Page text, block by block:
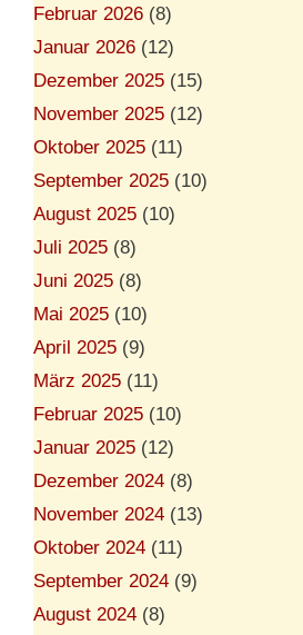
n
d
Februar 2026 (8)
Januar 2026 (12)
Dezember 2025 (15)
November 2025 (12)
Oktober 2025 (11)
September 2025 (10)
August 2025 (10)
Juli 2025 (8)
Juni 2025 (8)
Mai 2025 (10)
April 2025 (9)
März 2025 (11)
Februar 2025 (10)
Januar 2025 (12)
Dezember 2024 (8)
November 2024 (13)
Oktober 2024 (11)
September 2024 (9)
August 2024 (8)